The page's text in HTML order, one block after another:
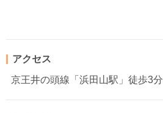
アクセス
京王井の頭線「浜田山駅」徒歩3分